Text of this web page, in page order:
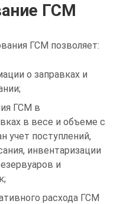
ГСМ
ГСМ позволяет:
о заправках и
ГСМ в
в весе и объеме с
учет поступлений,
инвентаризации
и
расхода ГСМ